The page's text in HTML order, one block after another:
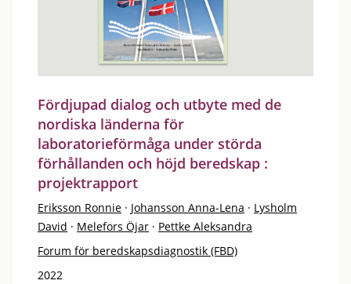
Fördjupad dialog och utbyte med de
nordiska länderna för
laboratorieförmåga under störda
förhållanden och höjd beredskap :
projektrapport
Eriksson Ronnie · Johansson Anna-Lena · Lysholm
David · Melefors Öjar · Pettke Aleksandra
Forum för beredskapsdiagnostik (FBD)
2022